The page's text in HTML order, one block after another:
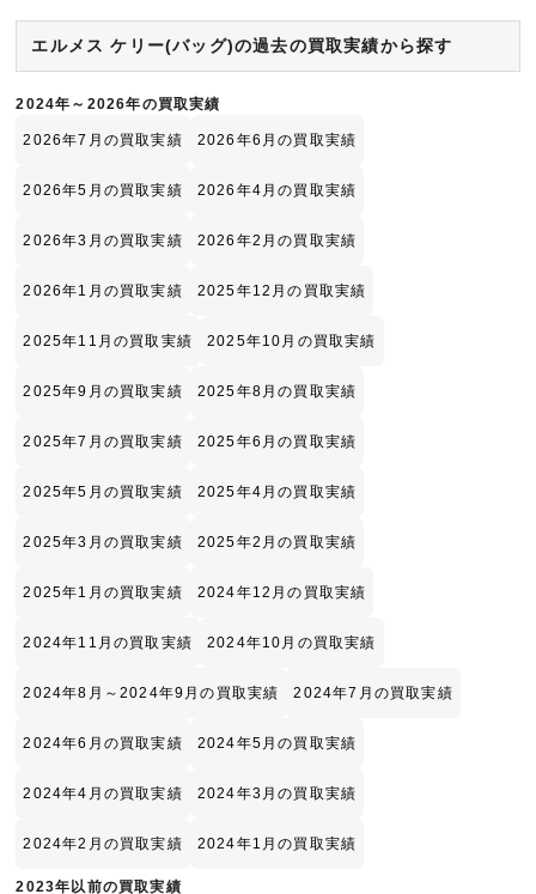
エルメス ケリー(バッグ)の過去の買取実績から探す
2024年～2026年の買取実績
2026年7月の買取実績 2026年6月の買取実績
2026年5月の買取実績 2026年4月の買取実績
2026年3月の買取実績 2026年2月の買取実績
2026年1月の買取実績 2025年12月の買取実績
2025年11月の買取実績 2025年10月の買取実績
2025年9月の買取実績 2025年8月の買取実績
2025年7月の買取実績 2025年6月の買取実績
2025年5月の買取実績 2025年4月の買取実績
2025年3月の買取実績 2025年2月の買取実績
2025年1月の買取実績 2024年12月の買取実績
2024年11月の買取実績 2024年10月の買取実績
2024年8月～2024年9月の買取実績 2024年7月の買取実績
2024年6月の買取実績 2024年5月の買取実績
2024年4月の買取実績 2024年3月の買取実績
2024年2月の買取実績 2024年1月の買取実績
2023年以前の買取実績